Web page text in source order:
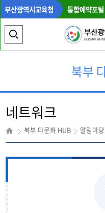
부산광역시교육청 통합예약포털
색
역
열
기
북부
네트워크
북부 다문화 HUB 알림마당